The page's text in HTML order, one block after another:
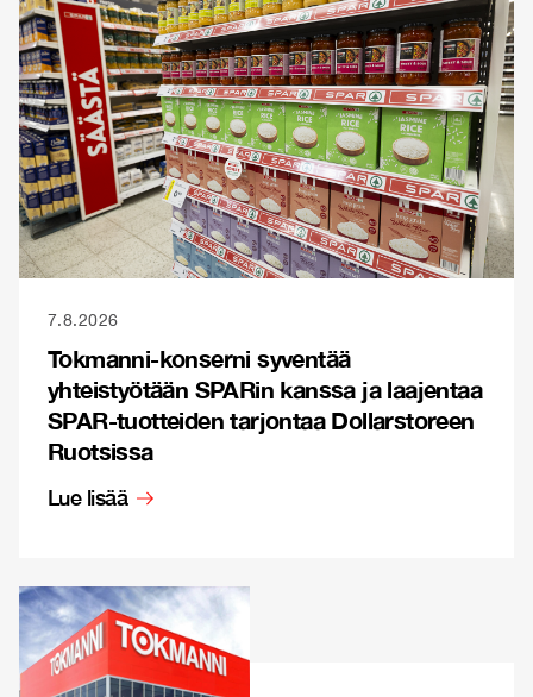
7.8.2026
Tokmanni-konserni syventää
yhteistyötään SPARin kanssa ja laajentaa
SPAR-tuotteiden tarjontaa Dollarstoreen
Ruotsissa
Lue lisää